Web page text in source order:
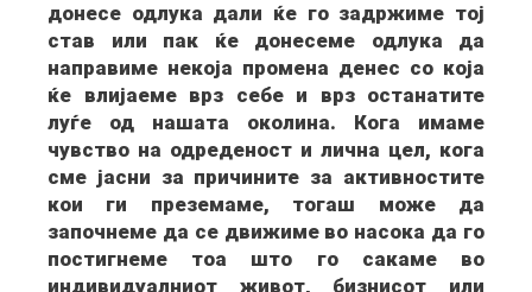
донесе одлука дали ќе го задржиме тој
став или пак ќе донесеме одлука да
направиме некоја промена денес со која
ќе влијаеме врз себе и врз останатите
луѓе од нашата околина. Кога имаме
чувство на одреденост и лична цел, кога
сме јасни за причините за активностите
кои ги преземаме, тогаш може да
започнеме да се движиме во насока да го
постигнеме тоа што го сакаме во
индивидуалниот живот, бизнисот или